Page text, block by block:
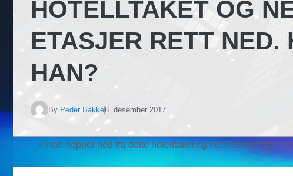
HOTELLTAKET OG
ETASJER RETT
HAN?
By Peder Bakke6. desember 2017
Hjem » Han hopper ned fra dette hotelltaket og ned i bassenget. Ti